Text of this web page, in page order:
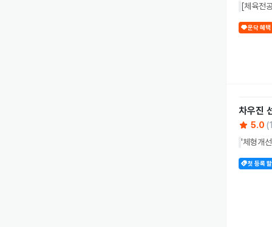
[체육전
운닥 혜택
차우진
5.0 (
'체형개
첫 등록